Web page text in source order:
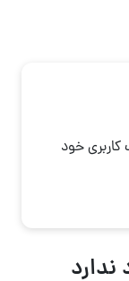
کاربری خود